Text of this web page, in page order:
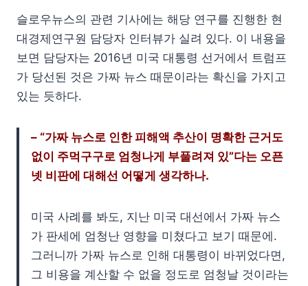
슬로우뉴스의 관련 기사에는 해당 연구를 진행한 현
대경제연구원 담당자 인터뷰가 실려 있다. 이 내용을
보면 담당자는 2016년 미국 대통령 선거에서 트럼프
가 당선된 것은 가짜 뉴스 때문이라는 확신을 가지고
있는 듯하다.
– “가짜 뉴스로 인한 피해액 추산이 명확한 근거도
없이 주먹구구로 엄청나게 부풀려져 있”다는 오픈
넷 비판에 대해선 어떻게 생각하나.
미국 사례를 봐도, 지난 미국 대선에서 가짜 뉴스
가 판세에 엄청난 영향을 미쳤다고 보기 때문에.
그러니까 가짜 뉴스로 인해 대통령이 바뀌었다면,
그 비용을 계산할 수 없을 정도로 엄청날 것이라는